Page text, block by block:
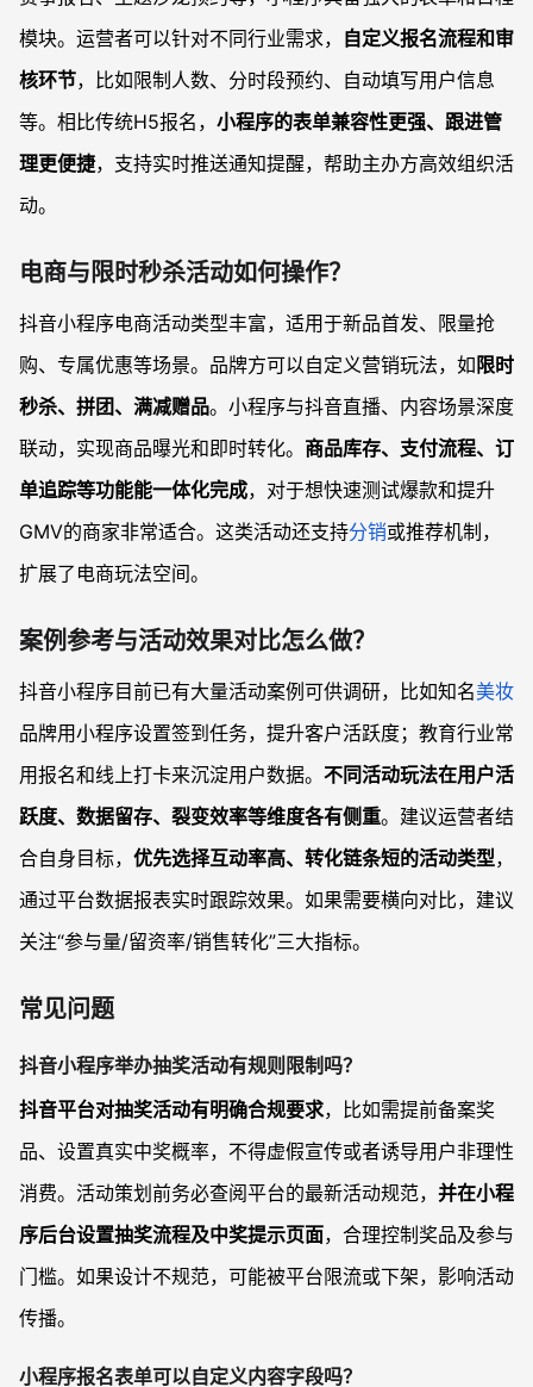
模块。运营者可以针对不同行业需求， 自定义报名流程和审
核环节，比如限制人数、分时段预约、自动填写用户信息
等。相比传统H5报名， 小程序的表单兼容性更强、跟进管
理更便捷，支持实时推送通知提醒，帮助主办方高效组织活
动。
电商与限时秒杀活动如何操作？
抖音小程序电商活动类型丰富，适用于新品首发、限量抢
购、专属优惠等场景。品牌方可以自定义营销玩法，如 限时
秒杀、拼团、满减赠品。小程序与抖音直播、内容场景深度
联动，实现商品曝光和即时转化。 商品库存、支付流程、订
单追踪等功能能一体化完成，对于想快速测试爆款和提升
GMV的商家非常适合。这类活动还支持分销或推荐机制，
扩展了电商玩法空间。
案例参考与活动效果对比怎么做？
抖音小程序目前已有大量活动案例可供调研，比如知名美妆
品牌用小程序设置签到任务，提升客户活跃度；教育行业常
用报名和线上打卡来沉淀用户数据。 不同活动玩法在用户活
跃度、数据留存、裂变效率等维度各有侧重。建议运营者结
合自身目标， 优先选择互动率高、转化链条短的活动类型，
通过平台数据报表实时跟踪效果。如果需要横向对比，建议
关注“参与量/留资率/销售转化”三大指标。
常见问题
抖音小程序举办抽奖活动有规则限制吗？
抖音平台对抽奖活动有明确合规要求，比如需提前备案奖
品、设置真实中奖概率，不得虚假宣传或者诱导用户非理性
消费。活动策划前务必查阅平台的最新活动规范， 并在小程
序后台设置抽奖流程及中奖提示页面，合理控制奖品及参与
门槛。如果设计不规范，可能被平台限流或下架，影响活动
传播。
小程序报名表单可以自定义内容字段吗？